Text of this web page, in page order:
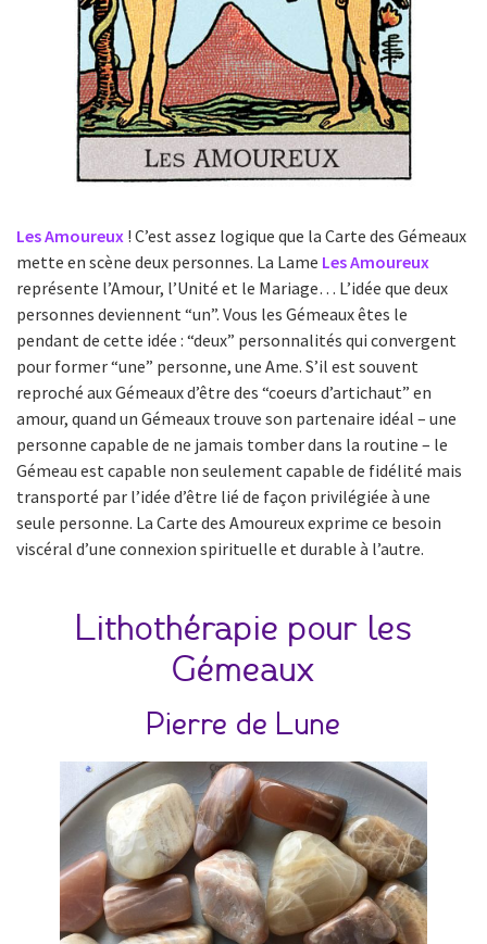
Les Amoureux ! C’est assez logique que la Carte des Gémeaux
mette en scène deux personnes. La Lame Les Amoureux
représente l’Amour, l’Unité et le Mariage… L’idée que deux
personnes deviennent “un”. Vous les Gémeaux êtes le
pendant de cette idée : “deux” personnalités qui convergent
pour former “une” personne, une Ame. S’il est souvent
reproché aux Gémeaux d’être des “coeurs d’artichaut” en
amour, quand un Gémeaux trouve son partenaire idéal – une
personne capable de ne jamais tomber dans la routine – le
Gémeau est capable non seulement capable de fidélité mais
transporté par l’idée d’être lié de façon privilégiée à une
seule personne. La Carte des Amoureux exprime ce besoin
viscéral d’une connexion spirituelle et durable à l’autre.
Lithothérapie pour les
Gémeaux
Pierre de Lune